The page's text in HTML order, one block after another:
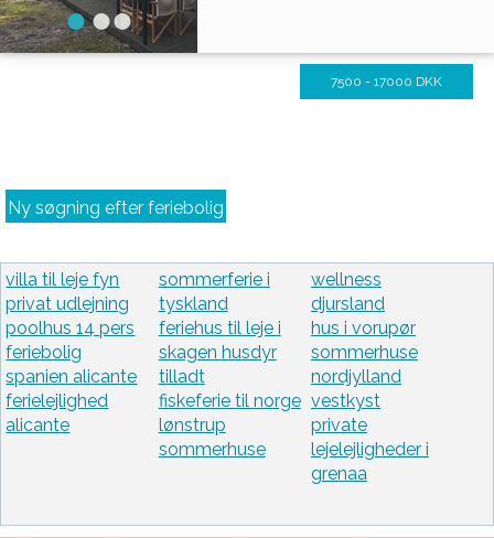
7500 - 17000 DKK
Ny søgning efter feriebolig
villa til leje fyn
privat udlejning
poolhus 14 pers
feriebolig
spanien alicante
ferielejlighed
alicante
sommerferie i
tyskland
feriehus til leje i
skagen husdyr
tilladt
fiskeferie til norge
lønstrup
sommerhuse
wellness
djursland
hus i vorupør
sommerhuse
nordjylland
vestkyst
private
lejelejligheder i
grenaa